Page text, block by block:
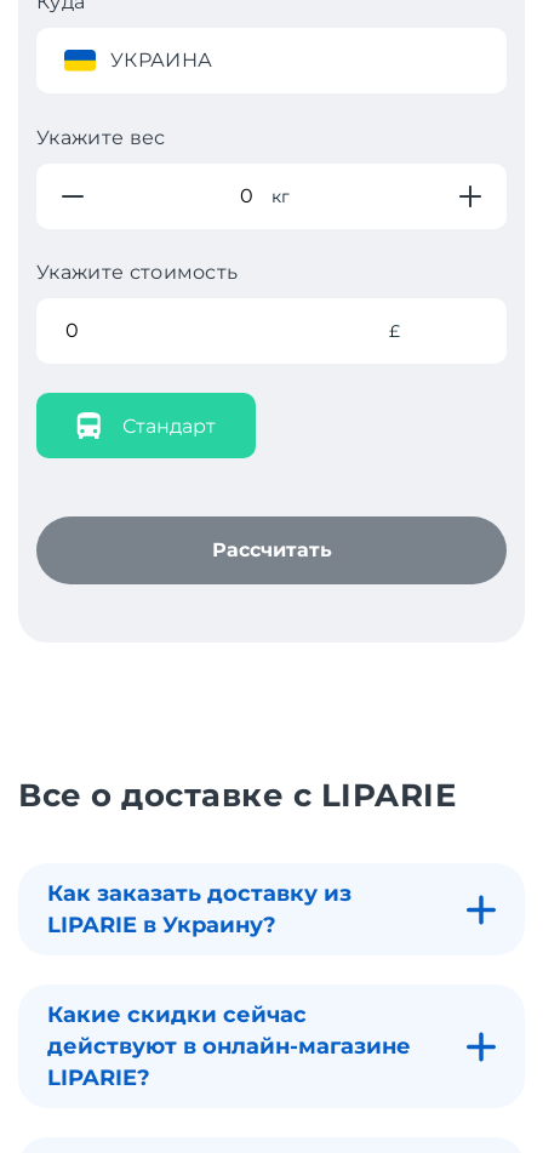
УКРАИНА
Укажите вес
кг
Укажите стоимость
£
Стандарт
Рассчитать
Все о доставке с LIPARIE
Как заказать доставку из
LIPARIE в Украину?
Какие скидки сейчас
действуют в онлайн-магазине
LIPARIE?